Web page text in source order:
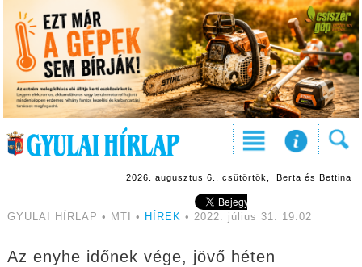
2026. augusztus 6., csütörtök, Berta és Bettina
GYULAI HÍRLAP • MTI • HÍREK • 2022. július 31. 19:02
Az enyhe időnek vége, jövő héten